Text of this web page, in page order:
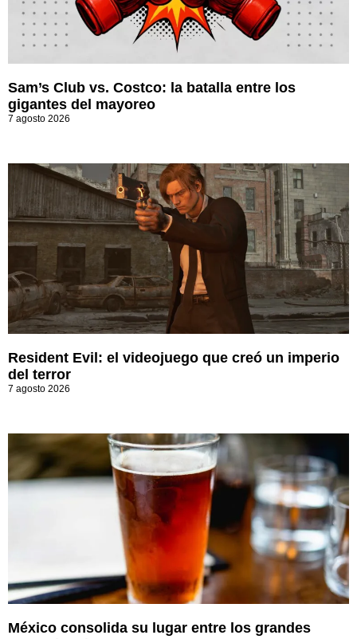
Sam’s Club vs. Costco: la batalla entre los
gigantes del mayoreo
7 agosto 2026
Resident Evil: el videojuego que creó un imperio
del terror
7 agosto 2026
México consolida su lugar entre los grandes